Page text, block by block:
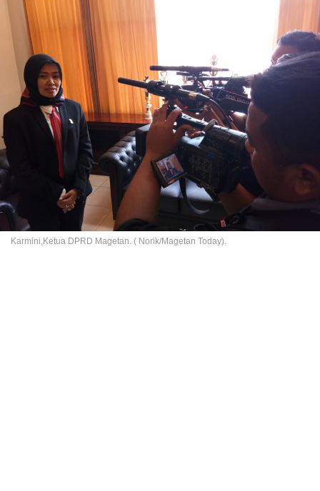
Karmini,Ketua DPRD Magetan. ( Norik/Magetan Today).